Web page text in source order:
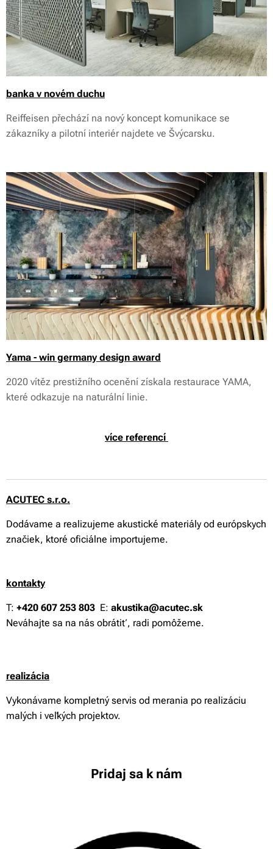
banka v novém duchu
Reiffeisen přechází na nový koncept komunikace se
zákazníky a pilotní interiér najdete ve Švýcarsku.
Yama - win germany design award
2020 vítěz prestižního ocenění získala restaurace YAMA,
které odkazuje na naturální linie.
více referencí
ACUTEC s.r.o.
Dodávame a realizujeme akustické materiály od európskych
značiek, ktoré oficiálne importujeme.
kontakty
T: +420 607 253 803 E: akustika@acutec.sk
Neváhajte sa na nás obrátiť, radi pomôžeme.
realizácia
Vykonávame kompletný servis od merania po realizáciu
malých i veľkých projektov.
Pridaj sa k nám